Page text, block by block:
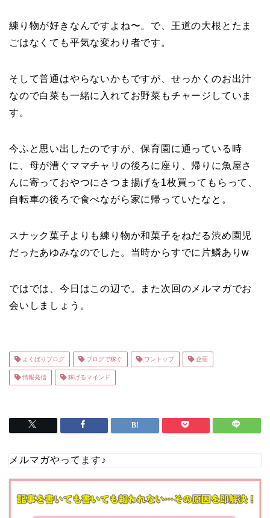
練り物が好きなんですよね〜。で、王道の大根とたま
ごはなくても平気な変わり者です。
そして普通はやらないかもですが、せっかくのお出汁
なので白菜も一緒に入れてお野菜もチャージしていま
す。
今ふと思い出したのですが、保育園に通っている時
に、母が漕ぐママチャリの後ろに座り、帰りに魚屋さ
んに寄っておやつにさつま揚げを1枚買ってもらって、
自転車の後ろで食べながら家に帰っていたなと。
スナック菓子よりも練り物か和菓子をねだる渋め園児
だったあゆみなのでした。当時からすでに片鱗ありw
ではでは、今日はこの辺で。また次回のメルマガでお
会いしましょう。
よくばりブログ ブログで稼ぐ ワントップ 企画
情報発信 稼げるマインド
メルマガやってます♪